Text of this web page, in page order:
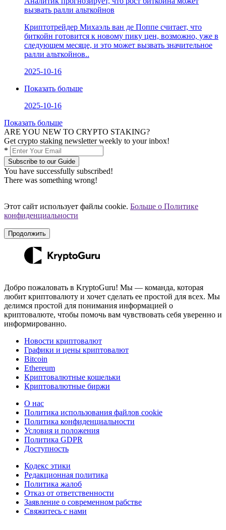
вызвать ралли альткойнов
Криптотрейдер Михаэль ван де Поппе считает, что
биткойн готовится к новому пику цен, возможно, уже в
следующем месяце, и это может вызвать значительное
ралли альткойнов..
2025-10-16
Показать больше
2025-10-16
Показать больше
ARE YOU NEW TO CRYPTO STAKING?
Get crypto staking newsletter weekly to your inbox!
*
Subscribe to our Guide
You have successfully subscribed!
There was something wrong!
Этот сайт использует файлы cookie. Больше о Политике
конфиденциальности
Продолжить
Добро пожаловать в KryptoGuru! Мы — команда, которая
любит криптовалюту и хочет сделать ее простой для всех. Мы
делимся простой для понимания информацией о
криптовалюте, чтобы помочь вам чувствовать себя уверенно и
информированно.
Новости криптовалют
Графики и цены криптовалют
Bitcoin
Ethereum
Криптовалютные кошельки
Криптовалютные биржи
О нас
Политика использования файлов cookie
Политика конфиденциальности
Условия и положения
Политика GDPR
Доступность
Кодекс этики
Редакционная политика
Политика жалоб
Отказ от ответственности
Заявление о современном рабстве
Свяжитесь с нами